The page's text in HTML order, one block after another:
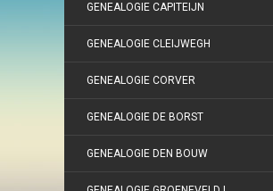
GENEALOGIE CAPITEIJN
GENEALOGIE CLEIJWEGH
GENEALOGIE CORVER
GENEALOGIE DE BORST
GENEALOGIE DEN BOUW